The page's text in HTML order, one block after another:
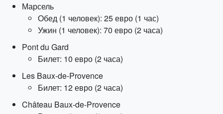
Марсель
Обед (1 человек): 25 евро (1 час)
Ужин (1 человек): 70 евро (2 часа)
Pont du Gard
Билет: 10 евро (2 часа)
Les Baux-de-Provence
Билет: 12 евро (2 часа)
Château Baux-de-Provence